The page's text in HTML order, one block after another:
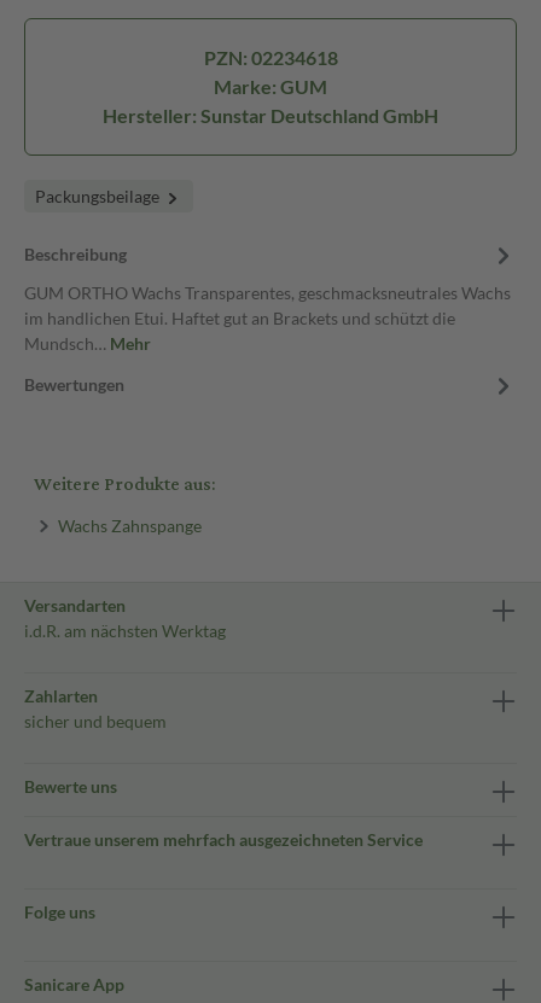
PZN: 02234618
Marke: GUM
Hersteller: Sunstar Deutschland GmbH
Packungsbeilage
Beschreibung
GUM ORTHO Wachs Transparentes, geschmacksneutrales Wachs
im handlichen Etui. Haftet gut an Brackets und schützt die
Mundsch… Mehr
Bewertungen
Weitere Produkte aus:
Wachs Zahnspange
Versandarten
i.d.R. am nächsten Werktag
Zahlarten
sicher und bequem
Bewerte uns
Vertraue unserem mehrfach ausgezeichneten Service
Folge uns
Sanicare App